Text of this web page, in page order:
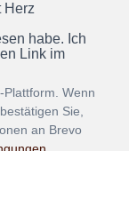
Herz
habe. Ich
Link im
Wenn
Sie,
an Brevo